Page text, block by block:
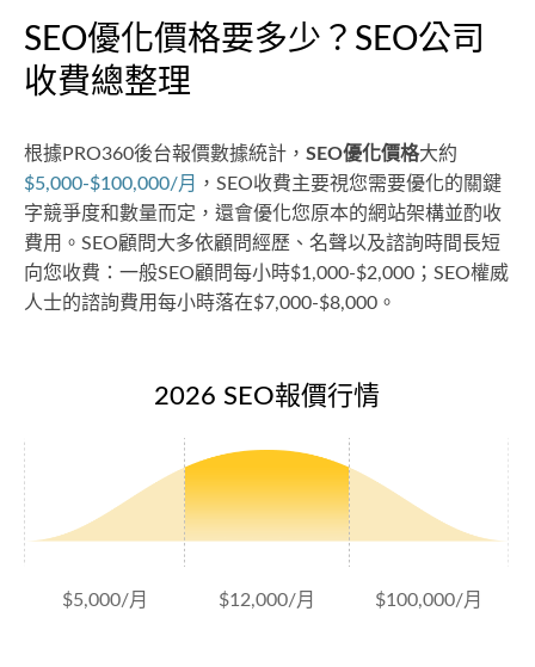
SEO優化價格要多少？SEO公司
收費總整理
根據PRO360後台報價數據統計， SEO優化價格大約
$5,000-$100,000/月
，SEO收費主要視您需要優化的關鍵
字競爭度和數量而定，還會優化您原本的網站架構並酌收
費用。SEO顧問大多依顧問經歷、名聲以及諮詢時間長短
向您收費：一般SEO顧問每小時$1,000-$2,000；SEO權威
人士的諮詢費用每小時落在$7,000-$8,000。
2026 SEO報價行情
$5,000/月 $12,000/月 $100,000/月